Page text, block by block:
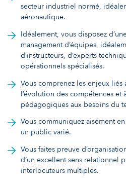
secteur industriel normé,
aéronautique.
Idéalement, vous disposez
management d’équipes,
d’instructeurs, d’experts
opérationnels spécialisés.
Vous comprenez les enjeux
l’évolution des compétences et
pédagogiques aux besoins du
Vous communiquez aisément
un public varié.
Vous faites preuve
d’un excellent sens relationnel
interlocuteurs multiples.